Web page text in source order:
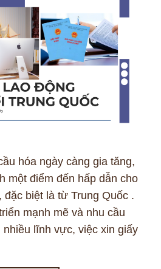
hóa ngày càng gia tăng,
một điểm đến hấp dẫn cho
đặc biệt là từ Trung Quốc .
mạnh mẽ và nhu cầu
lĩnh vực, việc xin giấy